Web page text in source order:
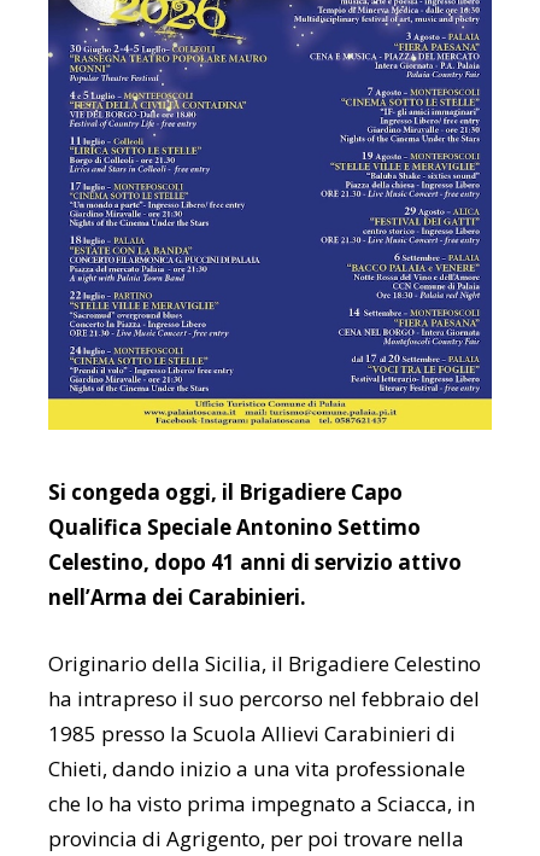
Si congeda oggi, il Brigadiere Capo
Qualifica Speciale Antonino Settimo
Celestino, dopo 41 anni di servizio attivo
nell’Arma dei Carabinieri.
Originario della Sicilia, il Brigadiere Celestino
ha intrapreso il suo percorso nel febbraio del
1985 presso la Scuola Allievi Carabinieri di
Chieti, dando inizio a una vita professionale
che lo ha visto prima impegnato a Sciacca, in
provincia di Agrigento, per poi trovare nella